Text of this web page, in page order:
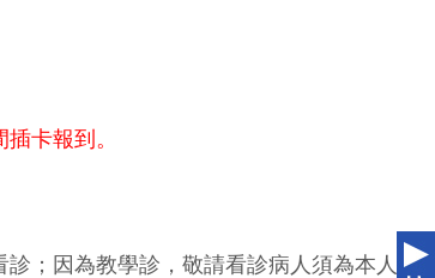
卡報到。
；因為教學診，敬請看診病人須為本人